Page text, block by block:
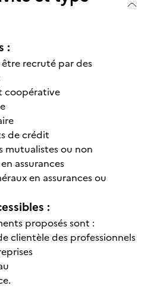
:
recruté par des
coopérative
de crédit
mutualistes ou non
assurances
en assurances ou
:
proposés sont :
clientèle des professionnels